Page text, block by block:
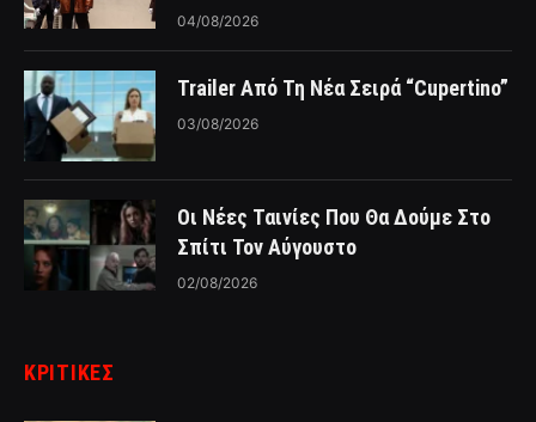
04/08/2026
Trailer Από Τη Νέα Σειρά “Cupertino”
03/08/2026
Οι Νέες Ταινίες Που Θα Δούμε Στο
Σπίτι Τον Αύγουστο
02/08/2026
ΚΡΙΤΙΚΈΣ